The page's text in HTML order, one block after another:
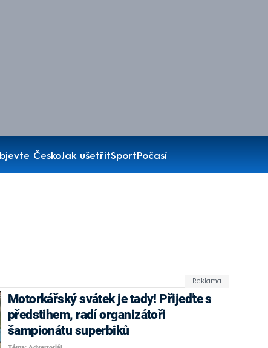
ČeskoJak ušetřitSportPočasí
Motorkářský svátek je tady! Přijeďte s
předstihem, radí organizátoři
šampionátu superbiků